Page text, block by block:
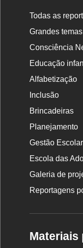
Todas as
Grandes temas
Consciência
Educação
Alfabetização
Inclusão
Brincadeiras
Planejamento
Gestão Escolar
Escola das
Galeria de
Reportagens
Materiais